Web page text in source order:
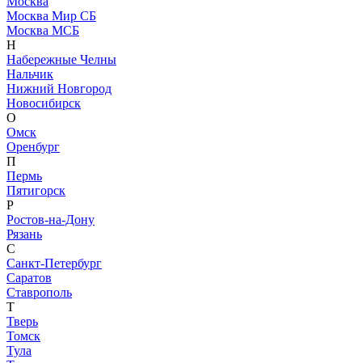
Москва Мир СБ
Москва МСБ
Н
Набережные Челны
Нальчик
Нижний Новгород
Новосибирск
О
Омск
Оренбург
П
Пермь
Пятигорск
Р
Ростов-на-Дону
Рязань
С
Санкт-Петербург
Саратов
Ставрополь
Т
Тверь
Томск
Тула